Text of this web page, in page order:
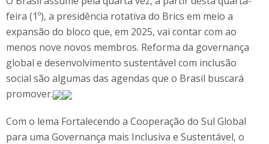
feira (1º), a presidência rotativa do Brics em meio a
expansão do bloco que, em 2025, vai contar com ao
menos nove novos membros. Reforma da governança
global e desenvolvimento sustentável com inclusão
social são algumas das agendas que o Brasil buscará
promover.
Com o lema Fortalecendo a Cooperação do Sul Global
para uma Governança mais Inclusiva e Sustentável, o